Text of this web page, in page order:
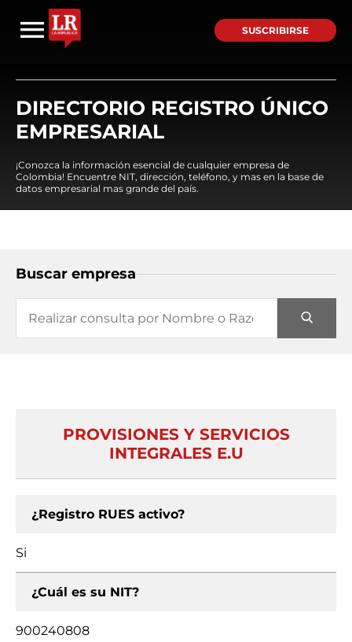
SUSCRIBIRSE
DIRECTORIO REGISTRO ÚNICO
EMPRESARIAL
¡Conozca la información esencial de cualquier empresa de
Colombia! Encuentre NIT, dirección, teléfono, y mas en la base de
datos empresarial mas grande del país.
Buscar empresa
PROVISIONES Y SERVICIOS
INTEGRALES E.U
¿Registro RUES activo?
Si
¿Cuál es su NIT?
900240808